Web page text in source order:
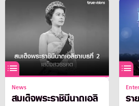
News
สมเด็จพระราชินีนาถเอลิ
รา